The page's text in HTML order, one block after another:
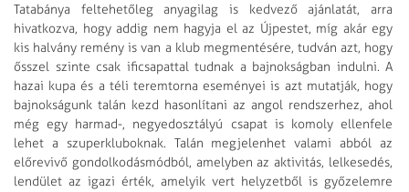
Tatabánya feltehetőleg anyagilag is kedvező ajánlatát, arra
hivatkozva, hogy addig nem hagyja el az Újpestet, míg akár egy
kis halvány remény is van a klub megmentésére, tudván azt, hogy
ősszel szinte csak ificsapattal tudnak a bajnokságban indulni. A
hazai kupa és a téli teremtorna eseményei is azt mutatják, hogy
bajnokságunk talán kezd hasonlítani az angol rendszerhez, ahol
még egy harmad-, negyedosztályú csapat is komoly ellenfele
lehet a szuperkluboknak. Talán megjelenhet valami abból az
előrevivő gondolkodásmódból, amelyben az aktivitás, lelkesedés,
lendület az igazi érték, amelyik vert helyzetből is győzelemre